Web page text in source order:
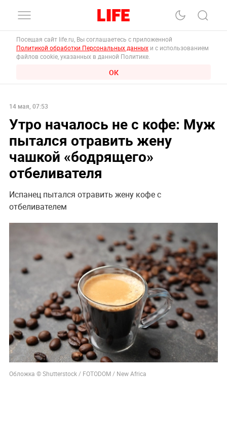
Посещая сайт life.ru, Вы соглашаетесь с приложенной
Политикой обработки Персональных данных и с использованием
файлов cookie, указанных в данной Политике.
ОК
14 мая, 07:53
Утро началось не с кофе: Муж
пытался отравить жену
чашкой «бодрящего»
отбеливателя
Испанец пытался отравить жену кофе с
отбеливателем
Обложка © Shutterstock / FOTODOM / New Africa